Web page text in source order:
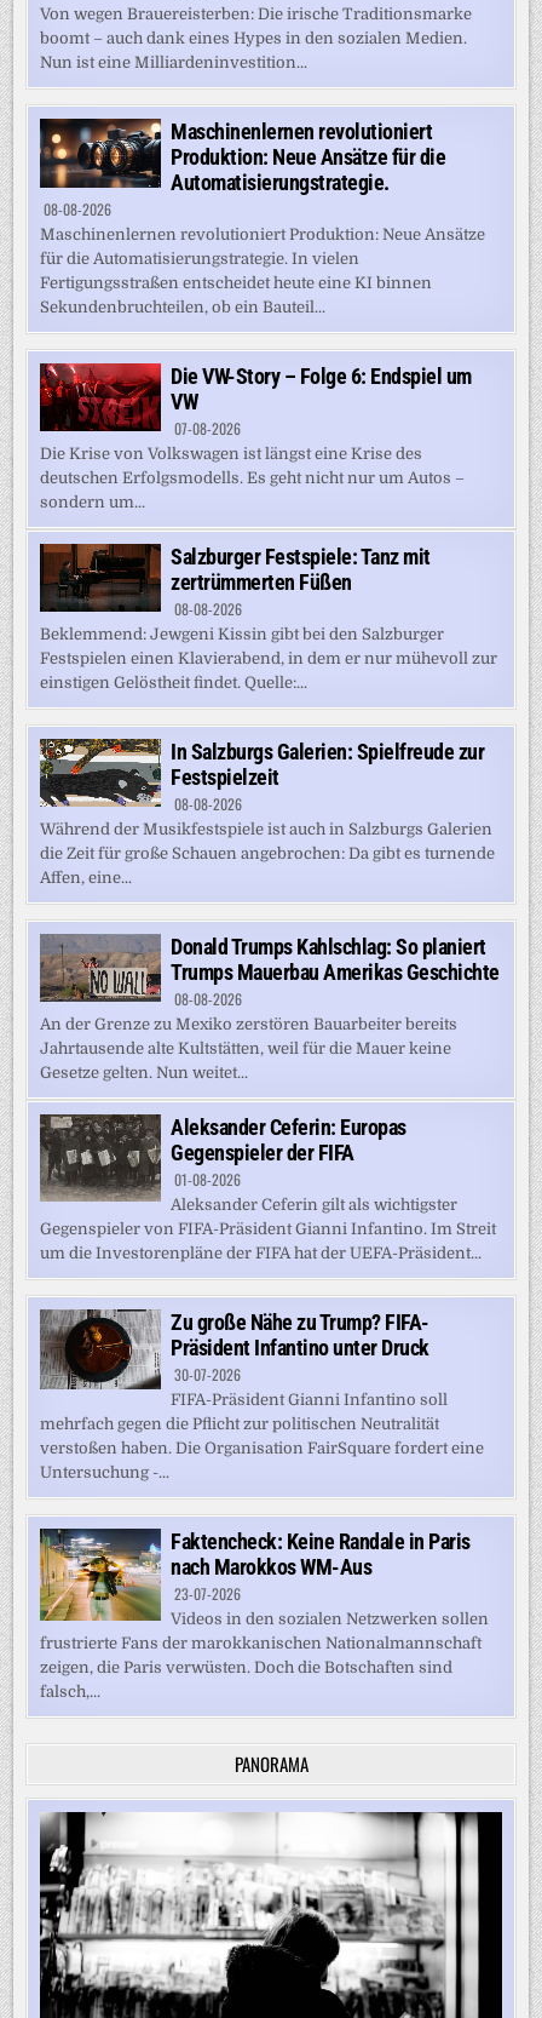
Von wegen Brauereisterben: Die irische Traditionsmarke
boomt – auch dank eines Hypes in den sozialen Medien.
Nun ist eine Milliardeninvestition...
Maschinenlernen revolutioniert
Produktion: Neue Ansätze für die
Automatisierungstrategie.
08-08-2026
Maschinenlernen revolutioniert Produktion: Neue Ansätze
für die Automatisierungstrategie. In vielen
Fertigungsstraßen entscheidet heute eine KI binnen
Sekundenbruchteilen, ob ein Bauteil...
Die VW-Story – Folge 6: Endspiel um
VW
07-08-2026
Die Krise von Volkswagen ist längst eine Krise des
deutschen Erfolgsmodells. Es geht nicht nur um Autos –
sondern um...
Salzburger Festspiele: Tanz mit
zertrümmerten Füßen
08-08-2026
Beklemmend: Jewgeni Kissin gibt bei den Salzburger
Festspielen einen Klavierabend, in dem er nur mühevoll zur
einstigen Gelöstheit findet. Quelle:...
In Salzburgs Galerien: Spielfreude zur
Festspielzeit
08-08-2026
Während der Musikfestspiele ist auch in Salzburgs Galerien
die Zeit für große Schauen angebrochen: Da gibt es turnende
Affen, eine...
Donald Trumps Kahlschlag: So planiert
Trumps Mauerbau Amerikas Geschichte
08-08-2026
An der Grenze zu Mexiko zerstören Bauarbeiter bereits
Jahrtausende alte Kultstätten, weil für die Mauer keine
Gesetze gelten. Nun weitet...
Aleksander Ceferin: Europas
Gegenspieler der FIFA
01-08-2026
Aleksander Ceferin gilt als wichtigster
Gegenspieler von FIFA-Präsident Gianni Infantino. Im Streit
um die Investorenpläne der FIFA hat der UEFA-Präsident...
Zu große Nähe zu Trump? FIFA-
Präsident Infantino unter Druck
30-07-2026
FIFA-Präsident Gianni Infantino soll
mehrfach gegen die Pflicht zur politischen Neutralität
verstoßen haben. Die Organisation FairSquare fordert eine
Untersuchung -...
Faktencheck: Keine Randale in Paris
nach Marokkos WM-Aus
23-07-2026
Videos in den sozialen Netzwerken sollen
frustrierte Fans der marokkanischen Nationalmannschaft
zeigen, die Paris verwüsten. Doch die Botschaften sind
falsch,...
PANORAMA